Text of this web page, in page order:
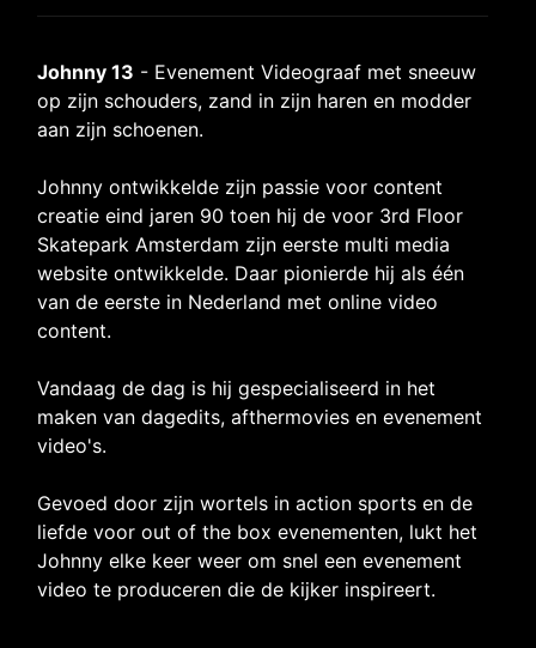
Johnny 13 - Evenement Videograaf met sneeuw
op zijn schouders, zand in zijn haren en modder
aan zijn schoenen.
Johnny ontwikkelde zijn passie voor content
creatie eind jaren 90 toen hij de voor 3rd Floor
Skatepark Amsterdam zijn eerste multi media
website ontwikkelde. Daar pionierde hij als één
van de eerste in Nederland met online video
content.
Vandaag de dag is hij gespecialiseerd in het
maken van dagedits, afthermovies en evenement
video's.
Gevoed door zijn wortels in action sports en de
liefde voor out of the box evenementen, lukt het
Johnny elke keer weer om snel een evenement
video te produceren die de kijker inspireert.